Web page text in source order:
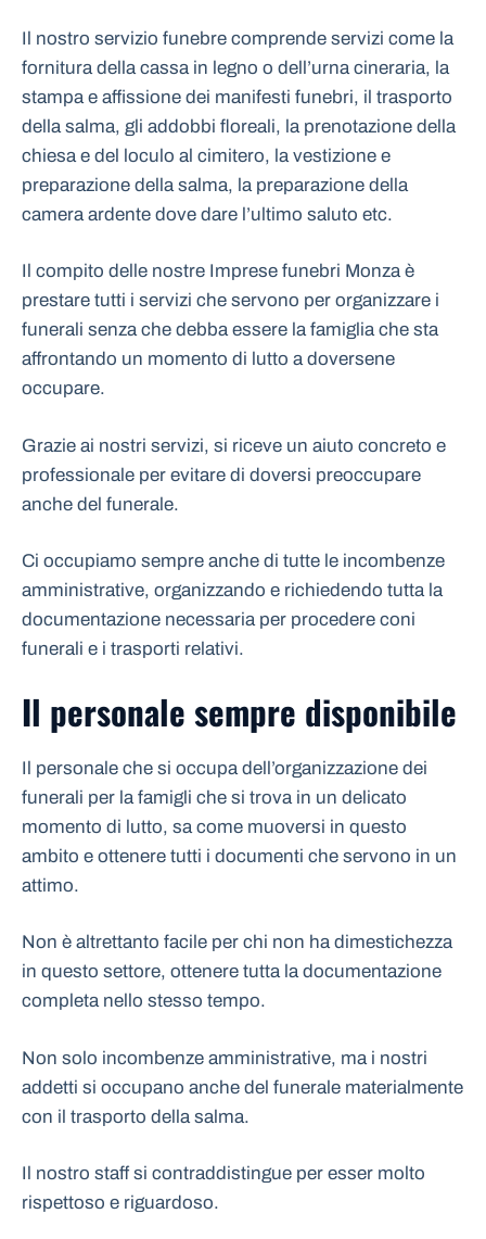
Il nostro servizio funebre comprende servizi come la
fornitura della cassa in legno o dell’urna cineraria, la
stampa e affissione dei manifesti funebri, il trasporto
della salma, gli addobbi floreali, la prenotazione della
chiesa e del loculo al cimitero, la vestizione e
preparazione della salma, la preparazione della
camera ardente dove dare l’ultimo saluto etc.
Il compito delle nostre Imprese funebri Monza è
prestare tutti i servizi che servono per organizzare i
funerali senza che debba essere la famiglia che sta
affrontando un momento di lutto a doversene
occupare.
Grazie ai nostri servizi, si riceve un aiuto concreto e
professionale per evitare di doversi preoccupare
anche del funerale.
Ci occupiamo sempre anche di tutte le incombenze
amministrative, organizzando e richiedendo tutta la
documentazione necessaria per procedere coni
funerali e i trasporti relativi.
Il personale sempre disponibile
Il personale che si occupa dell’organizzazione dei
funerali per la famigli che si trova in un delicato
momento di lutto, sa come muoversi in questo
ambito e ottenere tutti i documenti che servono in un
attimo.
Non è altrettanto facile per chi non ha dimestichezza
in questo settore, ottenere tutta la documentazione
completa nello stesso tempo.
Non solo incombenze amministrative, ma i nostri
addetti si occupano anche del funerale materialmente
con il trasporto della salma.
Il nostro staff si contraddistingue per esser molto
rispettoso e riguardoso.